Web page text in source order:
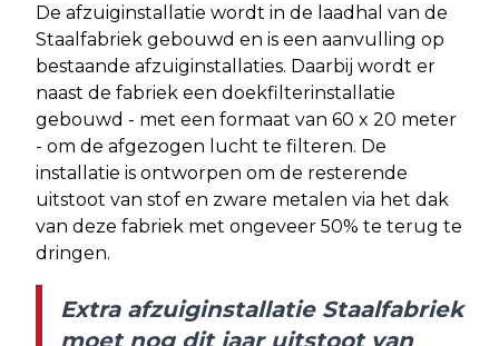
De afzuiginstallatie wordt in de laadhal van de
Staalfabriek gebouwd en is een aanvulling op
bestaande afzuiginstallaties. Daarbij wordt er
naast de fabriek een doekfilterinstallatie
gebouwd - met een formaat van 60 x 20 meter
- om de afgezogen lucht te filteren. De
installatie is ontworpen om de resterende
uitstoot van stof en zware metalen via het dak
van deze fabriek met ongeveer 50% te terug te
dringen.
Extra afzuiginstallatie Staalfabriek
moet nog dit jaar uitstoot van